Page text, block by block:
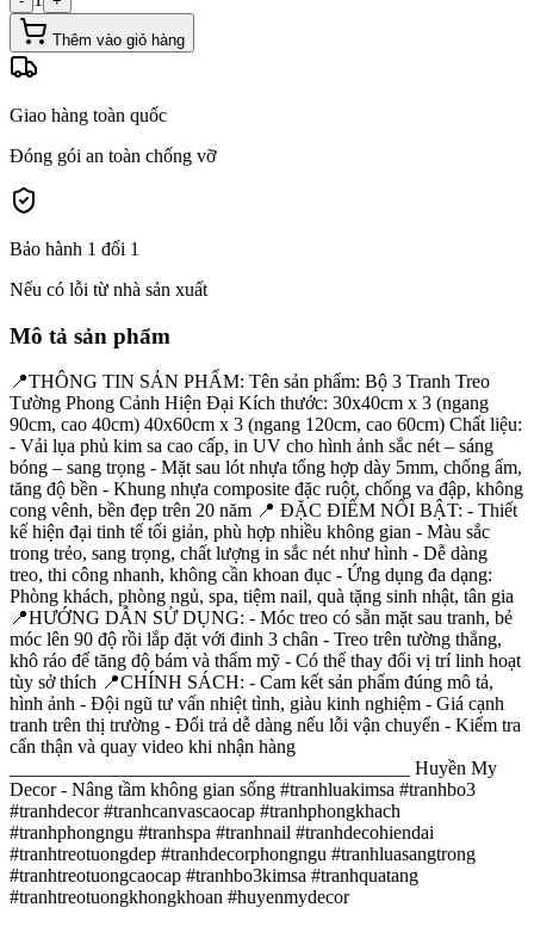
Thêm vào giỏ hàng
Giao hàng toàn quốc
Đóng gói an toàn chống vỡ
Bảo hành 1 đổi 1
Nếu có lỗi từ nhà sản xuất
Mô tả sản phẩm
📍THÔNG TIN SẢN PHẨM: Tên sản phẩm: Bộ 3 Tranh Treo
Tường Phong Cảnh Hiện Đại Kích thước: 30x40cm x 3 (ngang
90cm, cao 40cm) 40x60cm x 3 (ngang 120cm, cao 60cm) Chất liệu:
- Vải lụa phủ kim sa cao cấp, in UV cho hình ảnh sắc nét – sáng
bóng – sang trọng - Mặt sau lót nhựa tổng hợp dày 5mm, chống ẩm,
tăng độ bền - Khung nhựa composite đặc ruột, chống va đập, không
cong vênh, bền đẹp trên 20 năm 📍 ĐẶC ĐIỂM NỔI BẬT: - Thiết
kế hiện đại tinh tế tối giản, phù hợp nhiều không gian - Màu sắc
trong trẻo, sang trọng, chất lượng in sắc nét như hình - Dễ dàng
treo, thi công nhanh, không cần khoan đục - Ứng dụng đa dạng:
Phòng khách, phòng ngủ, spa, tiệm nail, quà tặng sinh nhật, tân gia
📍HƯỚNG DẪN SỬ DỤNG: - Móc treo có sẵn mặt sau tranh, bẻ
móc lên 90 độ rồi lắp đặt với đinh 3 chân - Treo trên tường thẳng,
khô ráo để tăng độ bám và thẩm mỹ - Có thể thay đổi vị trí linh hoạt
tùy sở thích 📍CHÍNH SÁCH: - Cam kết sản phẩm đúng mô tả,
hình ảnh - Đội ngũ tư vấn nhiệt tình, giàu kinh nghiệm - Giá cạnh
tranh trên thị trường - Đổi trả dễ dàng nếu lỗi vận chuyển - Kiểm tra
cẩn thận và quay video khi nhận hàng
__________________________________________ Huyền My
Decor - Nâng tầm không gian sống #tranhluakimsa #tranhbo3
#tranhdecor #tranhcanvascaocap #tranhphongkhach
#tranhphongngu #tranhspa #tranhnail #tranhdecohiendai
#tranhtreotuongdep #tranhdecorphongngu #tranhluasangtrong
#tranhtreotuongcaocap #tranhbo3kimsa #tranhquatang
#tranhtreotuongkhongkhoan #huyenmydecor